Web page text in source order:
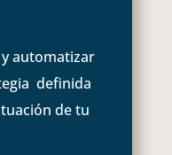
automatizar
definida
de tu